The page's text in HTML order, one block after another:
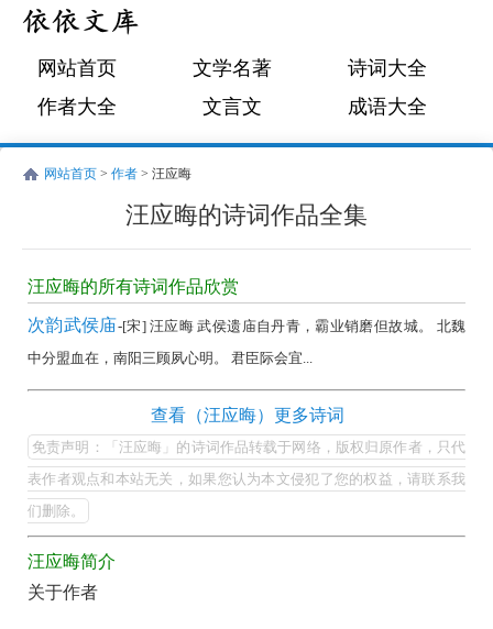
网站首页 文学名著
诗词大全
作者大全
文言文 成语大全
网站首页 > 作者 > 汪应晦
汪应晦的诗词作品全集
汪
应
晦
的
作
品
全
集
欣
汪应晦的所有诗词作品欣赏
次韵武侯庙-[宋] 汪应晦 武侯遗庙自丹青，霸业销磨但故城。 北魏
中分盟血在，南阳三顾夙心明。 君臣际会宜...
应
晦
的
最
美
最
查看（汪应晦）更多诗词
免责声明：「汪应晦」的诗词作品转载于网络，版权归原作者，只代
表作者观点和本站无关，如果您认为本文侵犯了您的权益，请联系我
们删除。
汪应晦简介
关于作者